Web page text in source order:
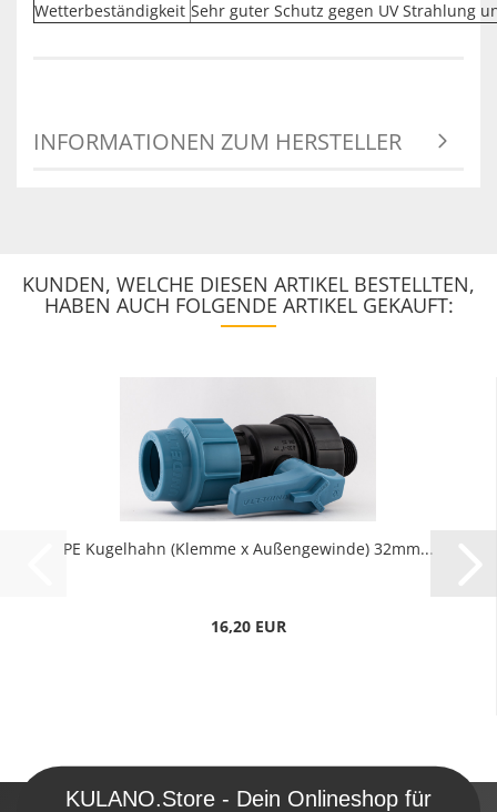
Wetterbeständigkeit Sehr guter Schutz gegen UV Strahlung
INFORMATIONEN ZUM HERSTELLER
KUNDEN, WELCHE DIESEN ARTIKEL BESTELLTEN,
HABEN AUCH FOLGENDE ARTIKEL GEKAUFT:
PE Kugelhahn (Klemme x Außengewinde) 32mm...
16,20 EUR
KULANO.Store - Dein Onlineshop für